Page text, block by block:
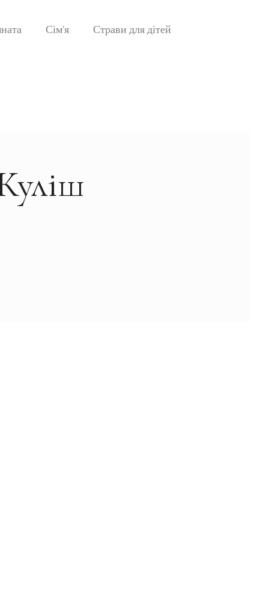
Сім’я Страви для дітей